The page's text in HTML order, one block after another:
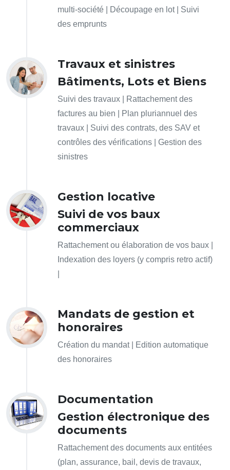
multi-société | Découpage en lot | Suivi
des emprunts
Travaux et sinistres
Bâtiments, Lots et Biens
Suivi des travaux | Rattachement des
factures au bien | Plan pluriannuel des
travaux | Suivi des contrats, des SAV et
contrôles des vérifications | Gestion des
sinistres
Gestion locative
Suivi de vos baux
commerciaux
Rattachement ou élaboration de vos baux |
Indexation des loyers (y compris retro actif)
Mandats de gestion et
honoraires
Création du mandat | Edition automatique
des honoraires
Documentation
Gestion électronique des
documents
Rattachement des documents aux entitées
(plan, assurance, bail, devis de travaux,